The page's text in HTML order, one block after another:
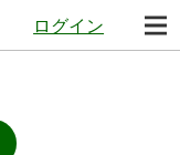
ログイン